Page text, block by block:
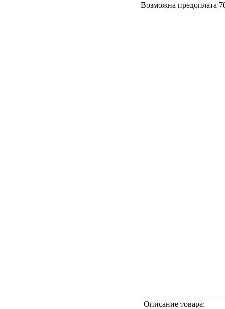
Возможна предоплата
Описание товара: